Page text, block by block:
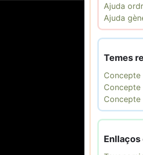
Ajuda
Ajuda
Temes
Concepte
Concepte